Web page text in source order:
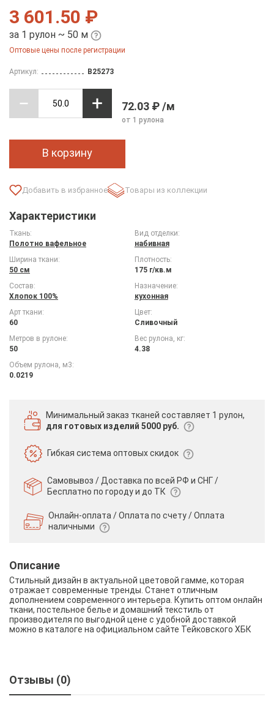
3 601.50 ₽
за 1 рулон ~ 50 м
Оптовые цены после регистрации
Артикул: B25273
72.03 ₽ /м
от 1 рулона
В корзину
Товары из коллекции
Характеристики
Ткань:
Полотно вафельное
Вид отделки:
набивная
Ширина ткани:
50 см
Плотность:
175 г/кв.м
Состав:
Хлопок 100%
Назначение:
кухонная
Арт ткани:
60
Цвет:
Сливочный
Метров в рулоне:
50
Вес рулона, кг:
4.38
Объем рулона, м3:
0.0219
Минимальный заказ тканей составляет 1 рулон,
для готовых изделий 5000 руб.
Гибкая системаоптовых скидок
Самовывоз / Доставка по всей РФ и СНГ /
Бесплатно по городу и до ТК
Онлайн-оплата / Оплата по счету /Оплата
наличными
Описание
Стильный дизайн в актуальной цветовой гамме, которая
отражает современные тренды. Станет отличным
дополнением современного интерьера. Купить оптом онлайн
ткани, постельное белье и домашний текстиль от
производителя по выгодной цене с удобной доставкой
можно в каталоге на официальном сайте Тейковского ХБК
Отзывы (0)